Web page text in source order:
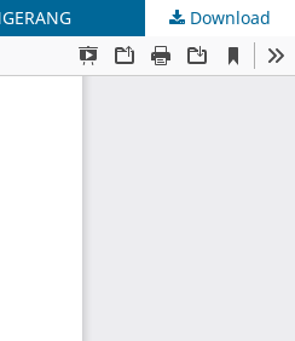
Download